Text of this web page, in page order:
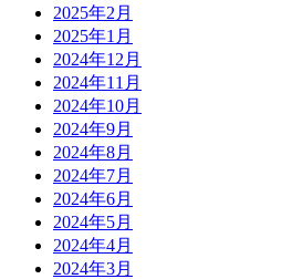
2025年2月
2025年1月
2024年12月
2024年11月
2024年10月
2024年9月
2024年8月
2024年7月
2024年6月
2024年5月
2024年4月
2024年3月